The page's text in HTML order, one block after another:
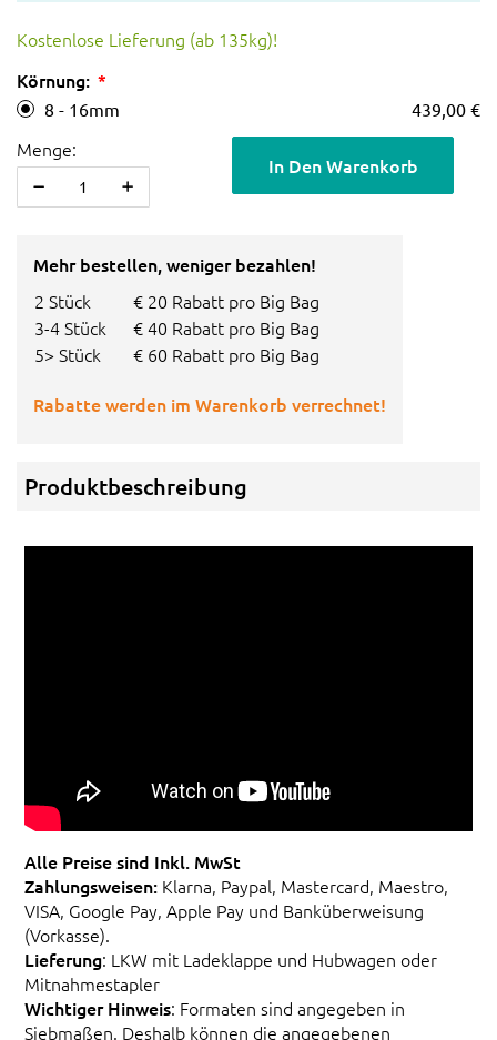
Kostenlose Lieferung (ab 135kg)!
Körnung:
8 - 16mm 439,00 €
Menge:
In Den Warenkorb
Mehr bestellen, weniger bezahlen!
2 Stück
€ 20 Rabatt pro Big Bag
3-4 Stück
€ 40 Rabatt pro Big Bag
5> Stück
€ 60 Rabatt pro Big Bag
Rabatte werden im Warenkorb verrechnet!
Produktbeschreibung
Alle Preise sind Inkl. MwSt
Zahlungsweisen: Klarna, Paypal, Mastercard, Maestro,
VISA, Google Pay, Apple Pay und Banküberweisung
(Vorkasse).
Lieferung: LKW mit Ladeklappe und Hubwagen oder
Mitnahmestapler
Wichtiger Hinweis: Formaten sind angegeben in
Siebmaßen. Deshalb können die angegebenen